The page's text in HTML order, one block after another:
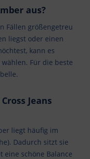
aus?
Fällen größengetreu
liegst oder einen
kann es
Für die beste
Jeans
liegt häufig im
Dadurch sitzt sie
schöne Balance